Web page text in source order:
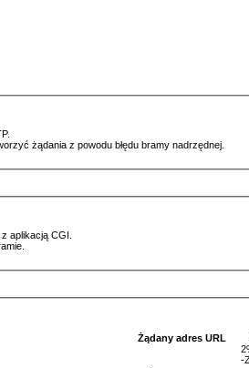
żądania z powodu błędu bramy nadrzędnej.
aplikacją CGI.
Żądany adres URL
-